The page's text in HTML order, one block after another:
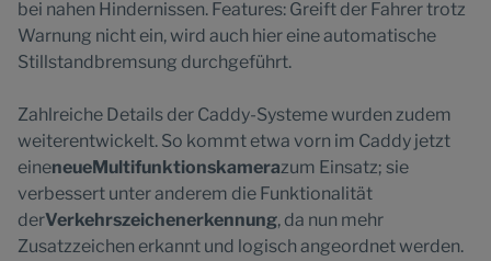
bei nahen Hindernissen. Features: Greift der Fahrer trotz
Warnung nicht ein, wird auch hier eine automatische
Stillstandbremsung durchgeführt.
Zahlreiche Details der Caddy-Systeme wurden zudem
weiterentwickelt. So kommt etwa vorn im Caddy jetzt
eineneueMultifunktionskamerazum Einsatz; sie
verbessert unter anderem die Funktionalität
derVerkehrszeichenerkennung, da nun mehr
Zusatzzeichen erkannt und logisch angeordnet werden.